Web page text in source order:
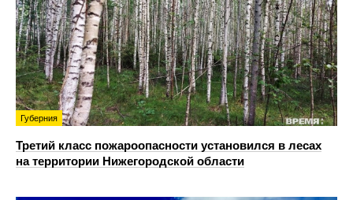
Губерния
Третий класс пожароопасности установился в лесах
на территории Нижегородской области